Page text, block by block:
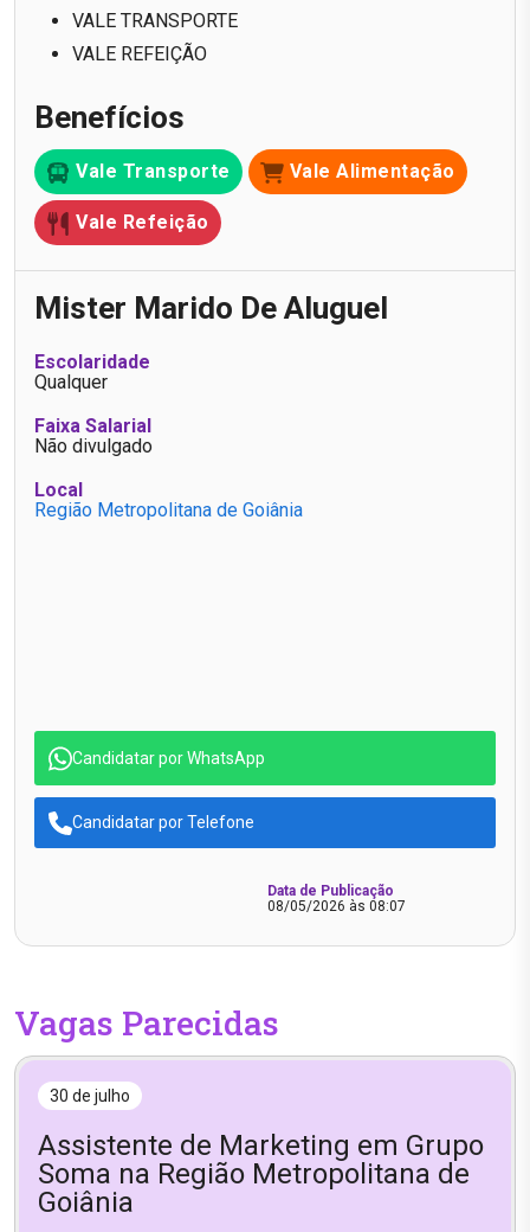
VALE TRANSPORTE
VALE REFEIÇÃO
Benefícios
Vale Transporte Vale Alimentação
Vale Refeição
Mister Marido De Aluguel
Escolaridade
Qualquer
Faixa Salarial
Não divulgado
Local
Região Metropolitana de Goiânia
Candidatar por WhatsApp
Candidatar por Telefone
Data de Publicação
08/05/2026 às 08:07
Vagas Parecidas
30 de julho
Assistente de Marketing em Grupo
Soma na Região Metropolitana de
Goiânia